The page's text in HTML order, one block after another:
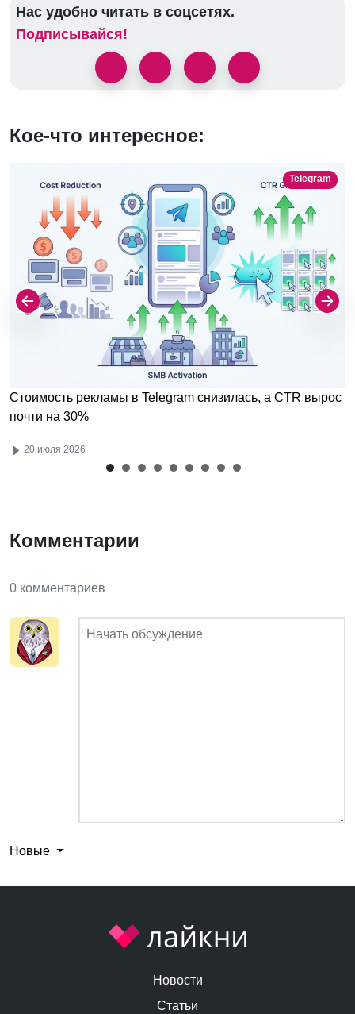
Нас удобно читать в соцсетях.
Подписывайся!
Кое-что интересное:
Telegram
Стоимость рекламы в Telegram снизилась, а CTR вырос
почти на 30%
20 июля 2026
Комментарии
0 комментариев
Новые
Новости
Статьи